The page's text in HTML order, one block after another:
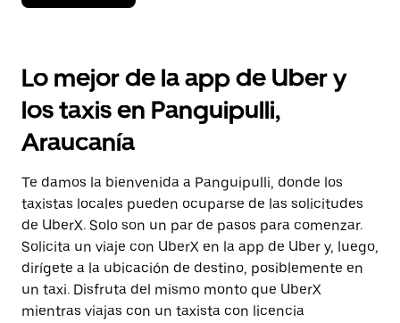
flecha
interactuar
con
el
calendario
y
selecciona
fecha.
Presiona
la
tecla Esc
para
cerrar
calendario.
Lo mejor de la app de Uber y
los taxis en Panguipulli,
Araucanía
Te damos la bienvenida a Panguipulli, donde los
taxistas locales pueden ocuparse de las solicitudes
de UberX. Solo son un par de pasos para comenzar.
Solicita un viaje con UberX en la app de Uber y, luego,
dirígete a la ubicación de destino, posiblemente en
un taxi. Disfruta del mismo monto que UberX
mientras viajas con un taxista con licencia